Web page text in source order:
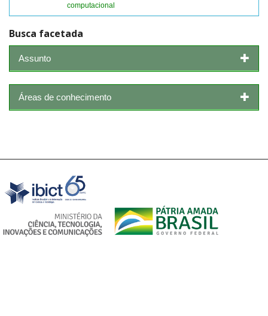
computacional
Busca facetada
Assunto
Áreas de conhecimento